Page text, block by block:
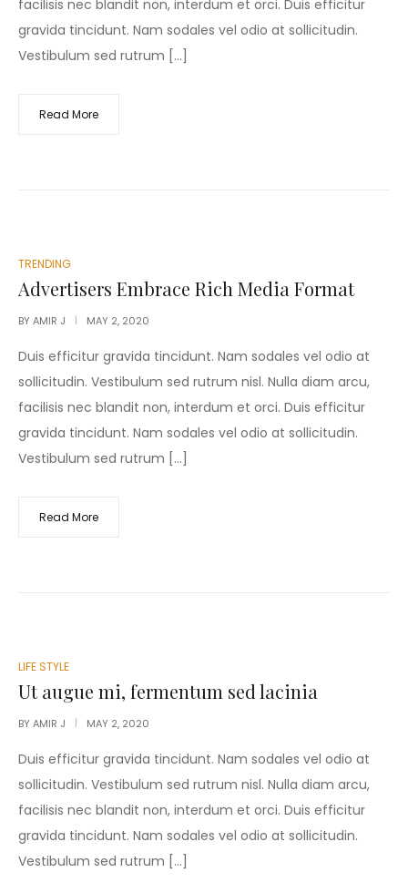
facilisis nec blandit non, interdum et orci. Duis efficitur
gravida tincidunt. Nam sodales vel odio at sollicitudin.
Vestibulum sed rutrum […]
Read More
POSTED
IN
TRENDING
Advertisers Embrace Rich Media Format
BYAMIR J MAY 2, 2020
Duis efficitur gravida tincidunt. Nam sodales vel odio at
sollicitudin. Vestibulum sed rutrum nisl. Nulla diam arcu,
facilisis nec blandit non, interdum et orci. Duis efficitur
gravida tincidunt. Nam sodales vel odio at sollicitudin.
Vestibulum sed rutrum […]
Read More
POSTED
IN
LIFE STYLE
Ut augue mi, fermentum sed lacinia
BYAMIR J MAY 2, 2020
Duis efficitur gravida tincidunt. Nam sodales vel odio at
sollicitudin. Vestibulum sed rutrum nisl. Nulla diam arcu,
facilisis nec blandit non, interdum et orci. Duis efficitur
gravida tincidunt. Nam sodales vel odio at sollicitudin.
Vestibulum sed rutrum […]